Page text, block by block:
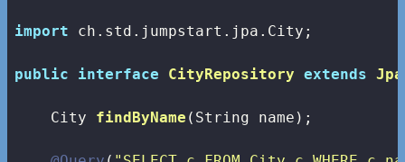
import ch.std.jumpstart.jpa.City;
public interface CityRepository extends
City findByName (String name) ;